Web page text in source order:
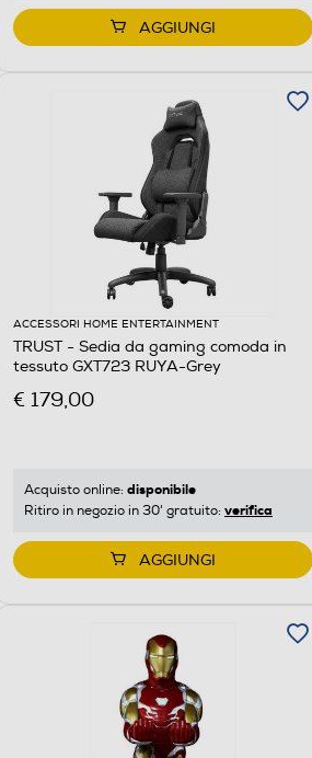
AGGIUNGI
ACCESSORI HOME ENTERTAINMENT
TRUST - Sedia da gaming comoda in
tessuto GXT723 RUYA-Grey
€ 179,00
Acquisto online: disponibile
Ritiro in negozio in 30' gratuito: verifica
AGGIUNGI